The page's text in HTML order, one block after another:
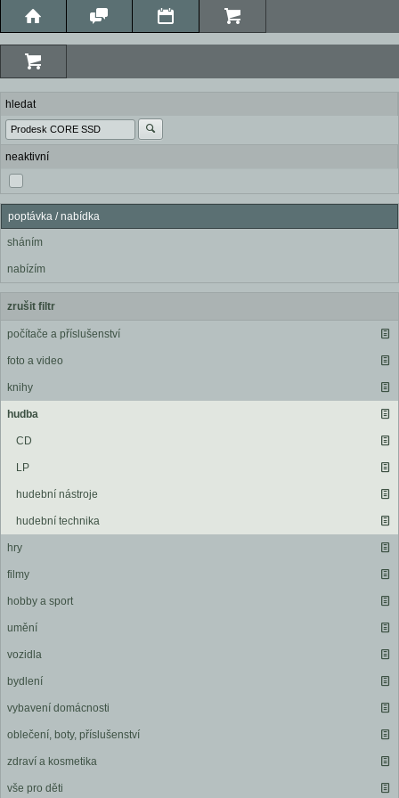
hledat
neaktivní
poptávka / nabídka
sháním
nabízím
zrušit filtr
počítače a příslušenství
foto a video
knihy
hudba
CD
LP
hudební nástroje
hudební technika
hry
filmy
hobby a sport
umění
vozidla
bydlení
vybavení domácnosti
oblečení, boty, příslušenství
zdraví a kosmetika
vše pro děti